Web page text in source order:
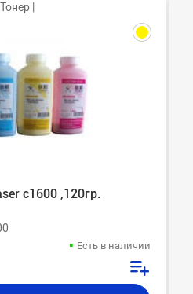
Тонер |
c1600 ,120гр.
Есть в наличии